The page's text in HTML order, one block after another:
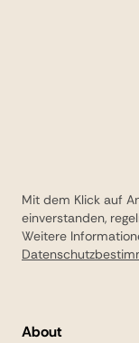
Mit dem Klick auf
einverstanden,
Weitere
About